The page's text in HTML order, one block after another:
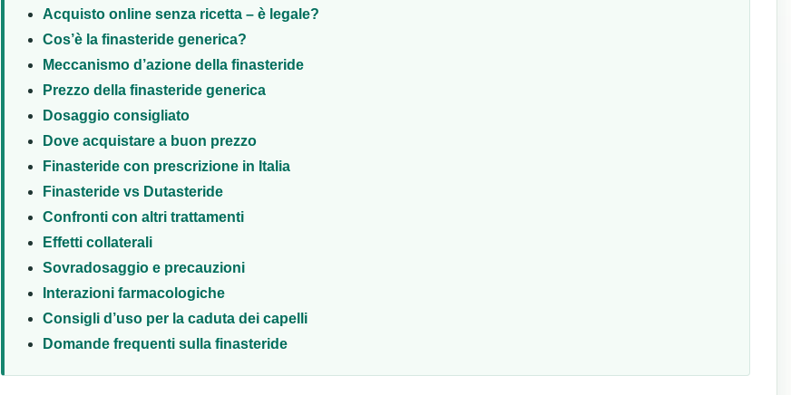
Acquisto online senza ricetta – è legale?
Cos’è la finasteride generica?
Meccanismo d’azione della finasteride
Prezzo della finasteride generica
Dosaggio consigliato
Dove acquistare a buon prezzo
Finasteride con prescrizione in Italia
Finasteride vs Dutasteride
Confronti con altri trattamenti
Effetti collaterali
Sovradosaggio e precauzioni
Interazioni farmacologiche
Consigli d’uso per la caduta dei capelli
Domande frequenti sulla finasteride